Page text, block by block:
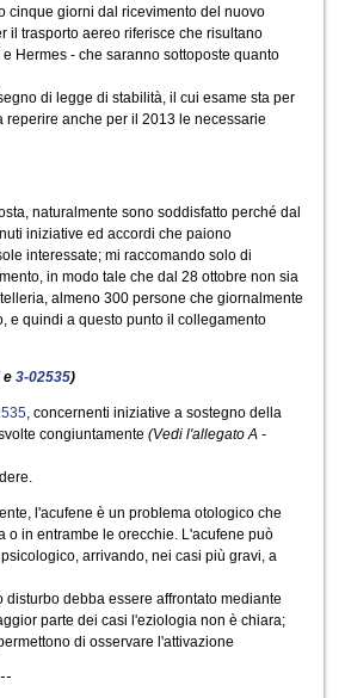
cinque giorni dal ricevimento del nuovo
il trasporto aereo riferisce che risultano
Hermes - che saranno sottoposte quanto
di legge di stabilità, il cui esame sta per
anche per il 2013 le necessarie
naturalmente sono soddisfatto perché dal
iniziative ed accordi che paiono
interessate; mi raccomando solo di
in modo tale che dal 28 ottobre non sia
almeno 300 persone che giornalmente
e quindi a questo punto il collegamento
e 3-02535)
, concernenti iniziative a sostegno della
congiuntamente (Vedi l'allegato A -
l'acufene è un problema otologico che
o in entrambe le orecchie. L'acufene può
arrivando, nei casi più gravi, a
debba essere affrontato mediante
parte dei casi l'eziologia non è chiara;
di osservare l'attivazione